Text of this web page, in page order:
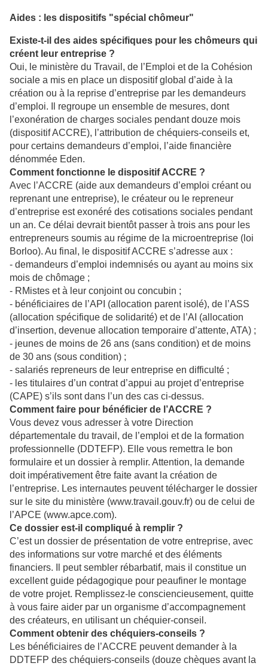
Aides : les dispositifs "spécial chômeur"
Existe-t-il des aides spécifiques pour les chômeurs qui
créent leur entreprise ?
Oui, le ministère du Travail, de l’Emploi et de la Cohésion
sociale a mis en place un dispositif global d’aide à la
création ou à la reprise d’entreprise par les demandeurs
d’emploi. Il regroupe un ensemble de mesures, dont
l’exonération de charges sociales pendant douze mois
(dispositif ACCRE), l’attribution de chéquiers-conseils et,
pour certains demandeurs d’emploi, l’aide financière
dénommée Eden.
Comment fonctionne le dispositif ACCRE ?
Avec l’ACCRE (aide aux demandeurs d’emploi créant ou
reprenant une entreprise), le créateur ou le repreneur
d’entreprise est exonéré des cotisations sociales pendant
un an. Ce délai devrait bientôt passer à trois ans pour les
entrepreneurs soumis au régime de la microentreprise (loi
Borloo). Au final, le dispositif ACCRE s’adresse aux :
- demandeurs d’emploi indemnisés ou ayant au moins six
mois de chômage ;
- RMistes et à leur conjoint ou concubin ;
- bénéficiaires de l’API (allocation parent isolé), de l’ASS
(allocation spécifique de solidarité) et de l’AI (allocation
d’insertion, devenue allocation temporaire d’attente, ATA) ;
- jeunes de moins de 26 ans (sans condition) et de moins
de 30 ans (sous condition) ;
- salariés repreneurs de leur entreprise en difficulté ;
- les titulaires d’un contrat d’appui au projet d’entreprise
(CAPE) s’ils sont dans l’un des cas ci-dessus.
Comment faire pour bénéficier de l’ACCRE ?
Vous devez vous adresser à votre Direction
départementale du travail, de l’emploi et de la formation
professionnelle (DDTEFP). Elle vous remettra le bon
formulaire et un dossier à remplir. Attention, la demande
doit impérativement être faite avant la création de
l’entreprise. Les internautes peuvent télécharger le dossier
sur le site du ministère (www.travail.gouv.fr) ou de celui de
l’APCE (www.apce.com).
Ce dossier est-il compliqué à remplir ?
C’est un dossier de présentation de votre entreprise, avec
des informations sur votre marché et des éléments
financiers. Il peut sembler rébarbatif, mais il constitue un
excellent guide pédagogique pour peaufiner le montage
de votre projet. Remplissez-le consciencieusement, quitte
à vous faire aider par un organisme d’accompagnement
des créateurs, en utilisant un chéquier-conseil.
Comment obtenir des chéquiers-conseils ?
Les bénéficiaires de l’ACCRE peuvent demander à la
DDTEFP des chéquiers-conseils (douze chèques avant la